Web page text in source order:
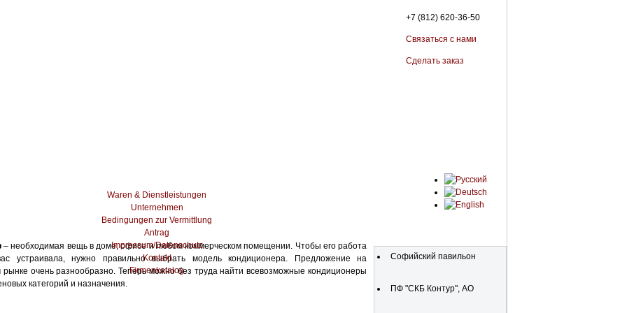
+7 (812) 620-36-50
Связаться с нами
Сделать заказ
Waren & Dienstleistungen
Unternehmen
Bedingungen zur Vermittlung
Antrag
Impressum/Datenschutz
Kontakt
Firmenkatalog
– необходимая вещь в доме, офисе и любом коммерческом помещении. Чтобы его работа
устраивала, нужно правильно выбрать модель кондиционера. Предложение на
очень разнообразно. Теперь можно без труда найти всевозможные кондиционеры
категорий и назначения.
Софийский павильон
ПФ "СКБ Контур", АО